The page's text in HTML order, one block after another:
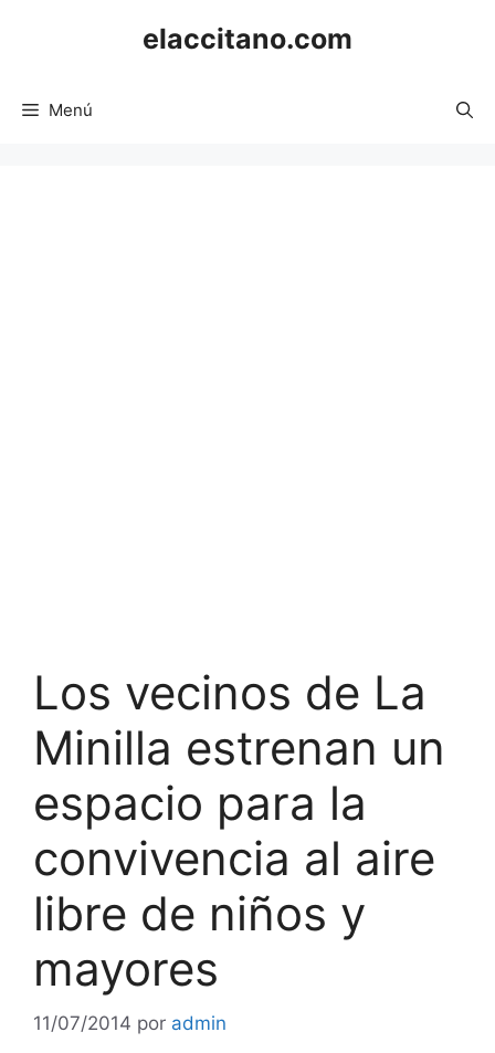
elaccitano.com
Menú
Los vecinos de La
Minilla estrenan un
espacio para la
convivencia al aire
libre de niños y
mayores
11/07/2014 por admin